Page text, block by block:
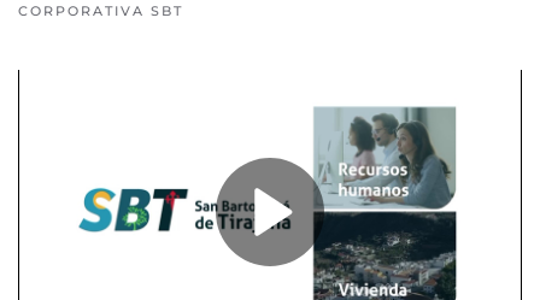
CORPORATIVA SBT